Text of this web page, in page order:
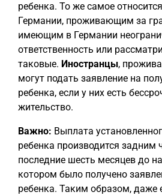
ребенка. То же самое
Германии, проживающим за
имеющим в Германии
ответственность или
таковые. Иностранцы,
могут подать заявление на
ребенка, если у них есть
жительство.
Важно: Выплата
ребенка производится задним
последние шесть месяцев до
котором было получено
ребенка. Таким образом, даже